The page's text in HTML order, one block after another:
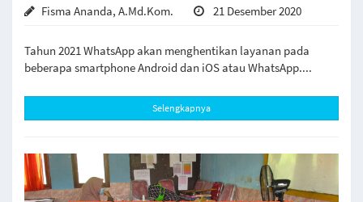
Fisma Ananda, A.Md.Kom. 21 Desember 2020
Tahun 2021 WhatsApp akan menghentikan layanan pada
beberapa smartphone Android dan iOS atau WhatsApp....
Selengkapnya